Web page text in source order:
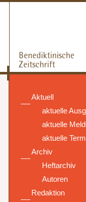
Aktuell
aktuelle
aktuelle
aktuelle
Archiv
Heftarchiv
Autoren
Redaktion